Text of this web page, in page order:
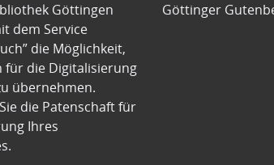
Göttingen
dem Service
die Möglichkeit,
für die Digitalisierung
übernehmen.
die Patenschaft für
Ihres
Göttinger